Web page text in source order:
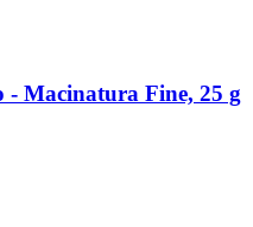
-​ Macinatura Fine, 25 g